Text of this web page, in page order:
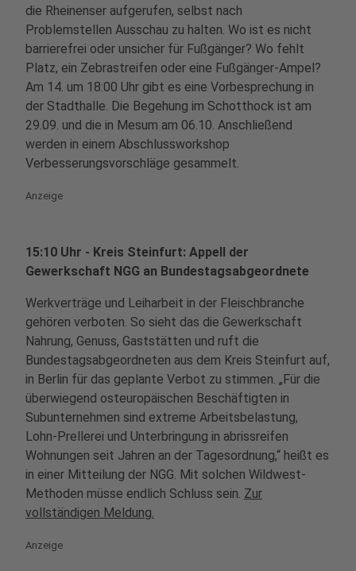
die Rheinenser aufgerufen, selbst nach
Problemstellen Ausschau zu halten. Wo ist es nicht
barrierefrei oder unsicher für Fußgänger? Wo fehlt
Platz, ein Zebrastreifen oder eine Fußgänger-Ampel?
Am 14. um 18:00 Uhr gibt es eine Vorbesprechung in
der Stadthalle. Die Begehung im Schotthock ist am
29.09. und die in Mesum am 06.10. Anschließend
werden in einem Abschlussworkshop
Verbesserungsvorschläge gesammelt.
Anzeige
15:10 Uhr - Kreis Steinfurt: Appell der
Gewerkschaft NGG an Bundestagsabgeordnete
Werkverträge und Leiharbeit in der Fleischbranche
gehören verboten. So sieht das die Gewerkschaft
Nahrung, Genuss, Gaststätten und ruft die
Bundestagsabgeordneten aus dem Kreis Steinfurt auf,
in Berlin für das geplante Verbot zu stimmen. „Für die
überwiegend osteuropäischen Beschäftigten in
Subunternehmen sind extreme Arbeitsbelastung,
Lohn-Prellerei und Unterbringung in abrissreifen
Wohnungen seit Jahren an der Tagesordnung,“ heißt es
in einer Mitteilung der NGG. Mit solchen Wildwest-
Methoden müsse endlich Schluss sein. Zur
vollständigen Meldung.
Anzeige